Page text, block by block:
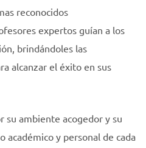
reconocidos
expertos guían a los
brindándoles las
alcanzar el éxito en sus
su ambiente acogedor y su
académico y personal de cada